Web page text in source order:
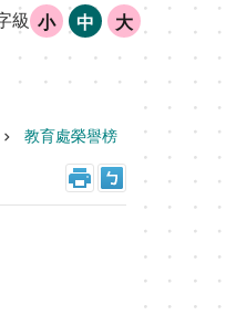
級 小 中 大
教育處榮譽榜